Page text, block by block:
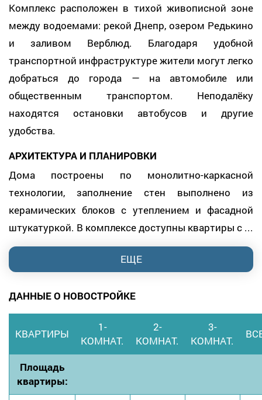
Комплекс расположен в тихой живописной зоне
между водоемами: рекой Днепр, озером Редькино
и заливом Верблюд. Благодаря удобной
транспортной инфраструктуре жители могут легко
добраться до города — на автомобиле или
общественным транспортом. Неподалёку
находятся остановки автобусов и другие
удобства.
АРХИТЕКТУРА И ПЛАНИРОВКИ
Дома построены по монолитно-каркасной
технологии, заполнение стен выполнено из
керамических блоков с утеплением и фасадной
штукатуркой. В комплексе доступны квартиры с ...
ЕЩЕ
ДАННЫЕ О НОВОСТРОЙКЕ
КВАРТИРЫ
1-
КОМНАТ.
2-
КОМНАТ.
3-
КОМНАТ.
Площадь
квартиры: